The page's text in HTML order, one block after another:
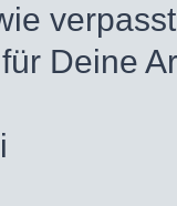
Deine